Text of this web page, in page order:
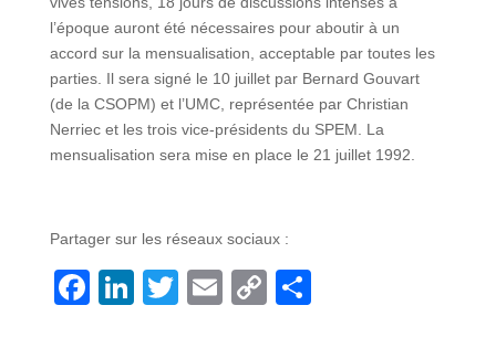
l’époque auront été nécessaires pour aboutir à un
accord sur la mensualisation, acceptable par toutes les
parties. Il sera signé le 10 juillet par Bernard Gouvart
(de la CSOPM) et l’UMC, représentée par Christian
Nerriec et les trois vice-présidents du SPEM. La
mensualisation sera mise en place le 21 juillet 1992.
Partager sur les réseaux sociaux :
Facebook
LinkedIn
Twitter
EmailCopy